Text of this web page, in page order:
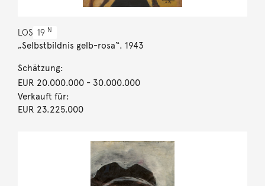
LOS 19 N
„Selbstbildnis gelb-rosa“. 1943
Schätzung:
EUR 20.000.000- 30.000.000
Verkauft für:
EUR 23.225.000